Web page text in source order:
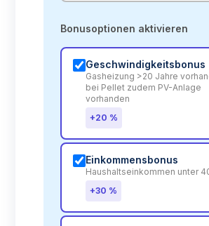
Bonusoptionen aktivieren
Geschwindigkeitsbonus
Gasheizung >20 Jahre
bei Pellet zudem PV-Anlage
vorhanden
+20 %
Einkommensbonus
Haushaltseinkommen unter
+30 %